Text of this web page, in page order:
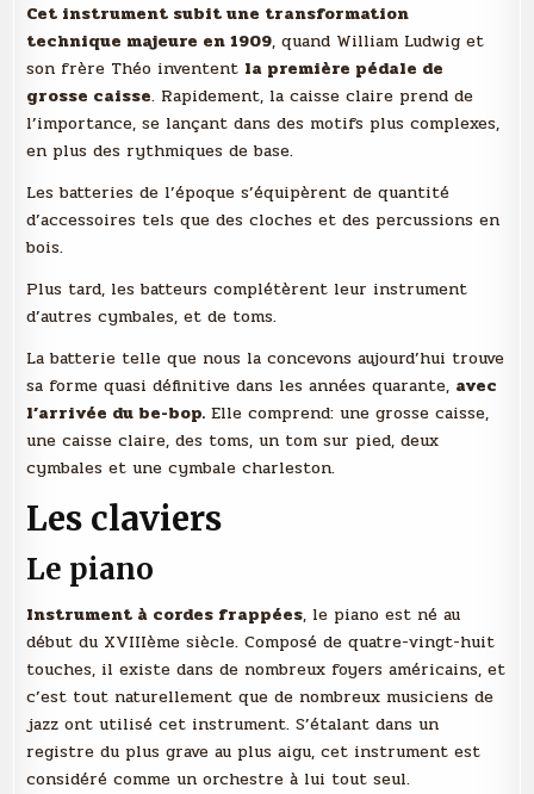
Cet instrument subit une transformation
technique majeure en 1909, quand William Ludwig et
son frère Théo inventent la première pédale de
grosse caisse. Rapidement, la caisse claire prend de
l’importance, se lançant dans des motifs plus complexes,
en plus des rythmiques de base.
Les batteries de l’époque s’équipèrent de quantité
d’accessoires tels que des cloches et des percussions en
bois.
Plus tard, les batteurs complétèrent leur instrument
d’autres cymbales, et de toms.
La batterie telle que nous la concevons aujourd’hui trouve
sa forme quasi définitive dans les années quarante, avec
l’arrivée du be-bop. Elle comprend: une grosse caisse,
une caisse claire, des toms, un tom sur pied, deux
cymbales et une cymbale charleston.
Les claviers
Le piano
Instrument à cordes frappées, le piano est né au
début du XVIIIème siècle. Composé de quatre-vingt-huit
touches, il existe dans de nombreux foyers américains, et
c’est tout naturellement que de nombreux musiciens de
jazz ont utilisé cet instrument. S’étalant dans un
registre du plus grave au plus aigu, cet instrument est
considéré comme un orchestre à lui tout seul.